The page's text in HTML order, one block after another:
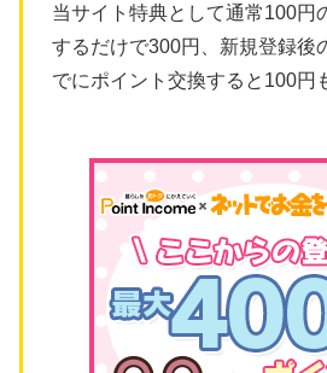
当サイト特典として通常100円
するだけで300円、新規登録後
でにポイント交換すると100円